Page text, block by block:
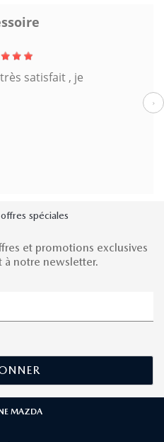
satisfait , je
›
spéciales
et promotions exclusives
à notre newsletter.
MAZDA